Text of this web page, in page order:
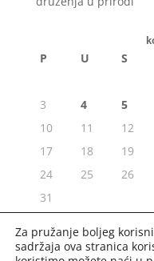
P U S
3
4 5
10
11 12
17
18 19
24
25 26
31
« srp
Za pružanje boljeg
sadržaja ova stranica